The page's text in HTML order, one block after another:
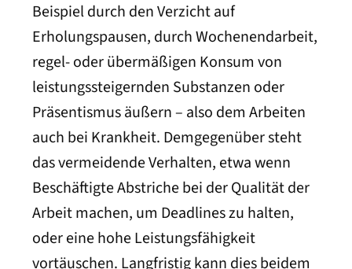
Beispiel durch den Verzicht auf
Erholungspausen, durch Wochenendarbeit,
regel- oder übermäßigen Konsum von
leistungssteigernden Substanzen oder
Präsentismus äußern – also dem Arbeiten
auch bei Krankheit. Demgegenüber steht
das vermeidende Verhalten, etwa wenn
Beschäftigte Abstriche bei der Qualität der
Arbeit machen, um Deadlines zu halten,
oder eine hohe Leistungsfähigkeit
vortäuschen. Langfristig kann dies beidem